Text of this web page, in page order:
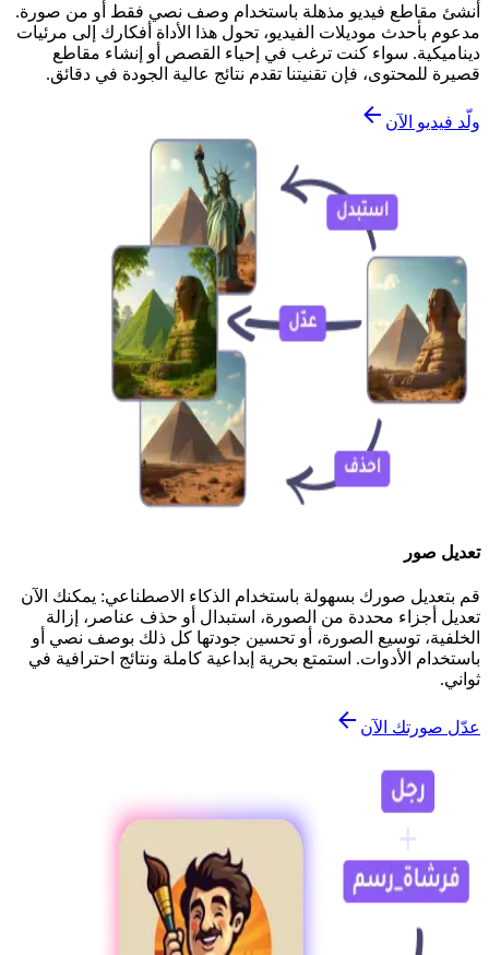
أنشئ مقاطع فيديو مذهلة باستخدام وصف نصي فقط أو من صورة.
مدعوم بأحدث موديلات الفيديو، تحول هذا الأداة أفكارك إلى مرئيات
ديناميكية. سواء كنت ترغب في إحياء القصص أو إنشاء مقاطع
قصيرة للمحتوى، فإن تقنيتنا تقدم نتائج عالية الجودة في دقائق.
ولّد فيديو الآن
تعديل صور
قم بتعديل صورك بسهولة باستخدام الذكاء الاصطناعي: يمكنك الآن
تعديل أجزاء محددة من الصورة، استبدال أو حذف عناصر، إزالة
الخلفية، توسيع الصورة، أو تحسين جودتها كل ذلك بوصف نصي أو
باستخدام الأدوات. استمتع بحرية إبداعية كاملة ونتائج احترافية في
ثواني.
عدّل صورتك الآن